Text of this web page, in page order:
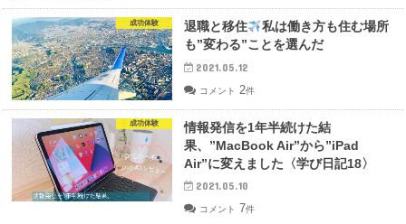
成功体験 退職と移住
私は働き方も住む場所
も”変わる”ことを選んだ
2021.05.12
コメント 2件
成功体験
情報発信を1年半続けた結
果、”MacBook Air”から”iPad
Air”に変えました〈学び日記18〉
2021.05.10
コメント 7件